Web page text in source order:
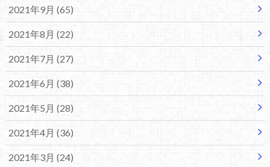
2021年9月 (65)
2021年8月 (22)
2021年7月 (27)
2021年6月 (38)
2021年5月 (28)
2021年4月 (36)
2021年3月 (24)